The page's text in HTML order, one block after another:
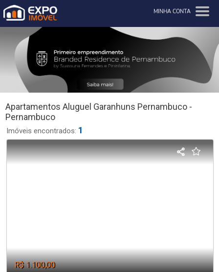
MINHA CONTA
Apartamentos Aluguel Garanhuns Pernambuco -
Pernambuco
Imóveis encontrados: 1
R$ 1.100,00